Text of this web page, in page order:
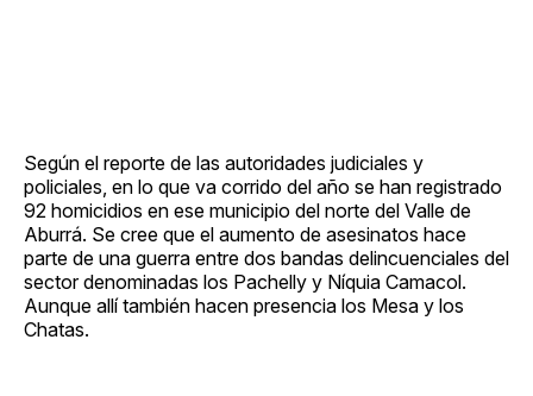
Según el reporte de las autoridades judiciales y
policiales, en lo que va corrido del año se han registrado
92 homicidios en ese municipio del norte del Valle de
Aburrá. Se cree que el aumento de asesinatos hace
parte de una guerra entre dos bandas delincuenciales del
sector denominadas los Pachelly y Níquia Camacol.
Aunque allí también hacen presencia los Mesa y los
Chatas.